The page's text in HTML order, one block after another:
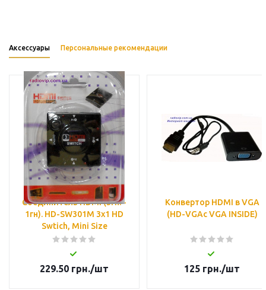
Аксессуары Персональные рекомендации
Соединитель HDMI (3гн. -
1гн). HD-SW301M 3x1 HD
Swtich, Mini Size
229.50 грн./шт
Конвертор HDMI в VGA
(HD-VGAc VGA INSIDE)
125 грн./шт